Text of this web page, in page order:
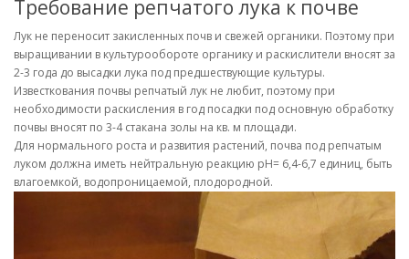
Требование репчатого лука к почве
Лук не переносит закисленных почв и свежей органики. Поэтому при
выращивании в культурообороте органику и раскислители вносят за
2-3 года до высадки лука под предшествующие культуры.
Известкования почвы репчатый лук не любит, поэтому при
необходимости раскисления в год посадки под основную обработку
почвы вносят по 3-4 стакана золы на кв. м площади.
Для нормального роста и развития растений, почва под репчатым
луком должна иметь нейтральную реакцию рН= 6,4-6,7 единиц, быть
влагоемкой, водопроницаемой, плодородной.